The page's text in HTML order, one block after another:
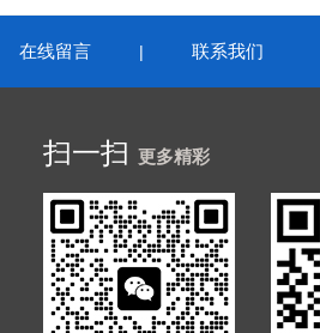
在线留言 | 联系我们
扫一扫 更多精彩